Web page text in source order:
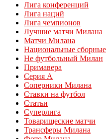
Лига конференций
Лига наций
Лига чемпионов
Лучшие матчи Милана
Матчи Милана
Национальные сборные
Не футбольный Милан
Примавера
Серия А
Соперники Милана
Ставки на футбол
Статьи
Суперлига
Товарищеские матчи
Трансферы Милана